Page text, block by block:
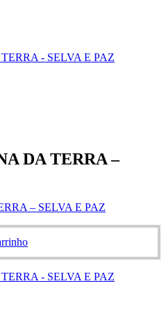
DA TERRA –
– SELVA E PAZ